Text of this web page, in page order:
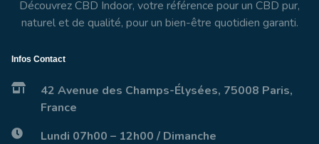
Découvrez CBD Indoor, votre référence pour un CBD pur,
naturel et de qualité, pour un bien-être quotidien garanti.
Infos Contact
42 Avenue des Champs-Élysées, 75008 Paris,
France
Lundi 07h00 – 12h00 / Dimanche